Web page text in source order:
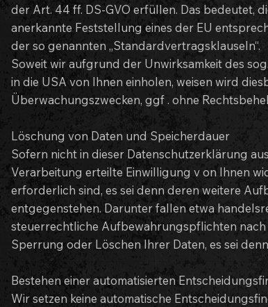
der Art. 44 ff. DS-GVO erfüllen. Das bedeutet,
anerkannte Feststellung eines der EU
der so genannten „Standardvertragsklauseln“.
Soweit wir aufgrund der Unwirksamkeit des
in die USA von Ihnen einholen, weisen wird
Überwachungszwecken, ggf . ohne
Löschung von Daten und Speicherdauer
Sofern nicht in dieser Datenschutzerklärung
Verarbeitung erteilte Einwilligung v on Ihnen
erforderlich sind, es sei denn deren weitere
entgegenstehen. Darunter fallen etwa
steuerrechtliche Aufbewahrungspflichten nach
Sperrung oder Löschen Ihrer Daten, es sei
Bestehen einer automatisierten
Wir setzen keine automatische